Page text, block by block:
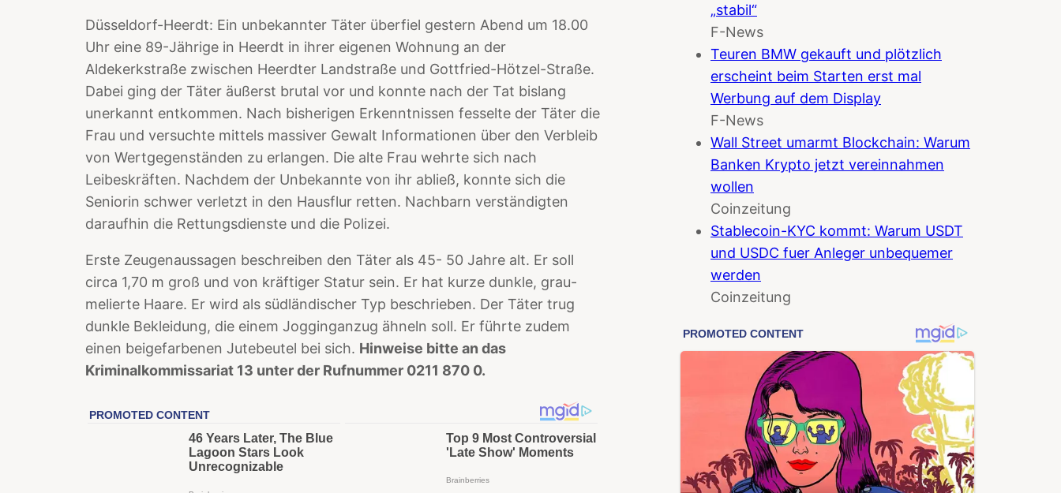
Düsseldorf-Heerdt: Ein unbekannter Täter überfiel gestern Abend um 18.00
Uhr eine 89-Jährige in Heerdt in ihrer eigenen Wohnung an der
Aldekerkstraße zwischen Heerdter Landstraße und Gottfried-Hötzel-Straße.
Dabei ging der Täter äußerst brutal vor und konnte nach der Tat bislang
unerkannt entkommen. Nach bisherigen Erkenntnissen fesselte der Täter die
Frau und versuchte mittels massiver Gewalt Informationen über den Verbleib
von Wertgegenständen zu erlangen. Die alte Frau wehrte sich nach
Leibeskräften. Nachdem der Unbekannte von ihr abließ, konnte sich die
Seniorin schwer verletzt in den Hausflur retten. Nachbarn verständigten
daraufhin die Rettungsdienste und die Polizei.
Erste Zeugenaussagen beschreiben den Täter als 45- 50 Jahre alt. Er soll
circa 1,70 m groß und von kräftiger Statur sein. Er hat kurze dunkle, grau-
melierte Haare. Er wird als südländischer Typ beschrieben. Der Täter trug
dunkle Bekleidung, die einem Jogginganzug ähneln soll. Er führte zudem
einen beigefarbenen Jutebeutel bei sich. Hinweise bitte an das
Kriminalkommissariat 13 unter der Rufnummer 0211 870 0.
„stabil“
F-News
Teuren BMW gekauft und plötzlich
erscheint beim Starten erst mal
Werbung auf dem Display
F-News
Wall Street umarmt Blockchain: Warum
Banken Krypto jetzt vereinnahmen
wollen
Coinzeitung
Stablecoin-KYC kommt: Warum USDT
und USDC fuer Anleger unbequemer
werden
Coinzeitung